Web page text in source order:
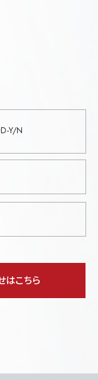
Y/N
はこちら